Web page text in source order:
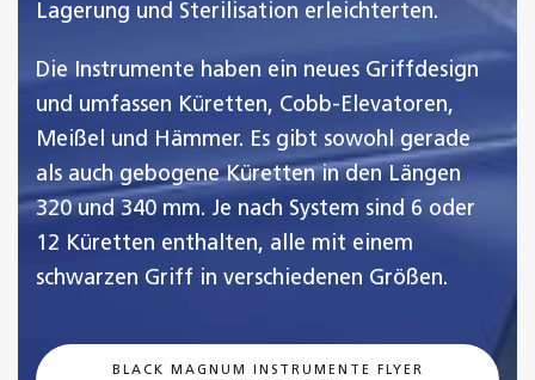
Lagerung und Sterilisation erleichterten.
Die Instrumente haben ein neues Griffdesign
und umfassen Küretten, Cobb-Elevatoren,
Meißel und Hämmer. Es gibt sowohl gerade
als auch gebogene Küretten in den Längen
320 und 340 mm. Je nach System sind 6 oder
12 Küretten enthalten, alle mit einem
schwarzen Griff in verschiedenen Größen.
BLACK MAGNUM INSTRUMENTE FLYER